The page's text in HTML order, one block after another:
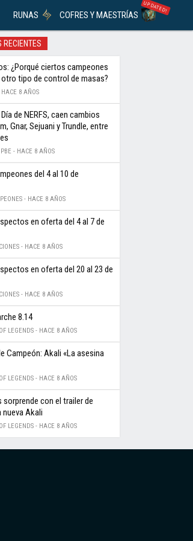
RUNAS COFRES Y MAESTRÍAS
UPDATED!
RECIENTES
¿Porqué ciertos campeones
tipo de control de masas?
HACE 8 AÑOS
de NERFS, caen cambios
Gnar, Sejuani y Trundle, entre
- HACE 8 AÑOS
del 4 al 10 de
- HACE 8 AÑOS
en oferta del 4 al 7 de
- HACE 8 AÑOS
en oferta del 20 al 23 de
- HACE 8 AÑOS
8.14
LEGENDS - HACE 8 AÑOS
Campeón: Akali «La asesina
LEGENDS - HACE 8 AÑOS
con el trailer de
nueva Akali
LEGENDS - HACE 8 AÑOS